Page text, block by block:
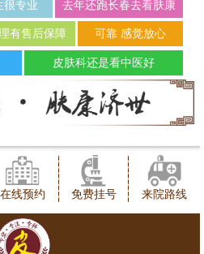
很专业 去年还跑长春去看肤康
有售后保障 可靠 感觉放心
皮肤科还是看中医好
在线预约 免费挂号 来院路线